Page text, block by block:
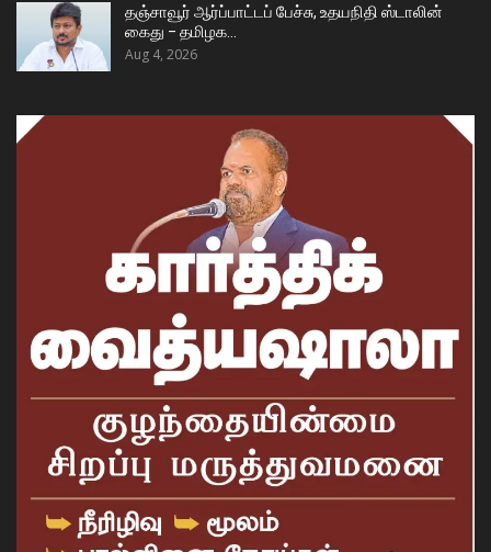
தஞ்சாவூர் ஆர்ப்பாட்டப் பேச்சு, உதயநிதி ஸ்டாலின்
கைது – தமிழக…
Aug 4, 2026